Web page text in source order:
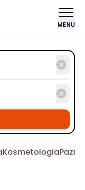
MENU
Kosmetologia